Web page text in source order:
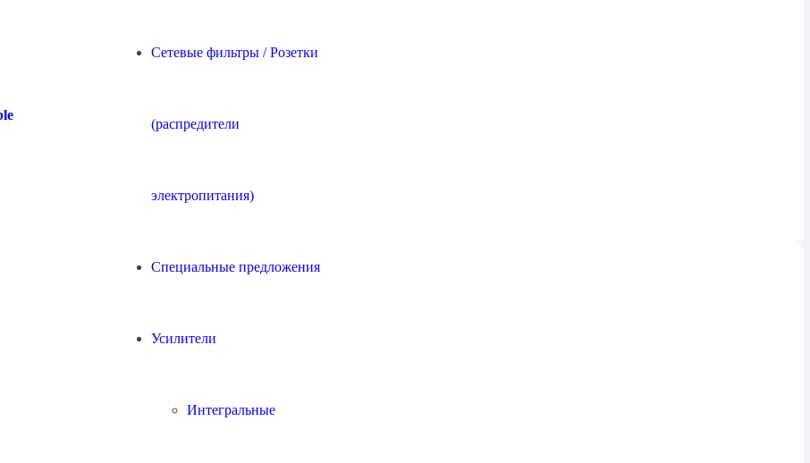
Сетевые фильтры / Розетки
(распредители
электропитания)
Специальные предложения
Усилители
Интегральные